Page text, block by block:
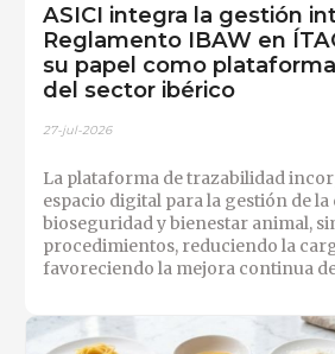
ASICI integra la gestión
Reglamento IBAW en
su papel como
del sector ibérico
27-jul-2026
La plataforma de trazabilidad
espacio digital para la gestión de
bioseguridad y bienestar animal,
procedimientos, reduciendo la
favoreciendo la mejora continua